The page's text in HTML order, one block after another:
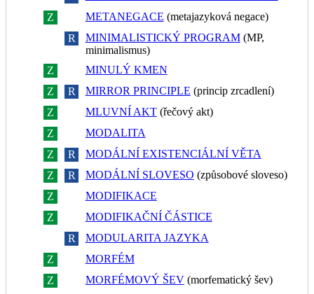
Z
METANEGACE (metajazyková negace)
R MINIMALISTICKÝ PROGRAM(MP,
minimalismus)
Z
MINULÝ KMEN
Z
R MIRROR PRINCIPLE (princip zrcadlení)
Z
MLUVNÍ AKT(řečový akt)
Z
MODALITA
Z
R
MODÁLNÍ EXISTENCIÁLNÍ VĚTA
Z
R MODÁLNÍ SLOVESO (způsobové sloveso)
Z
MODIFIKACE
Z
MODIFIKAČNÍ ČÁSTICE
R
MODULARITA JAZYKA
Z
MORFÉM
Z
MORFÉMOVÝ ŠEV(morfematický šev)